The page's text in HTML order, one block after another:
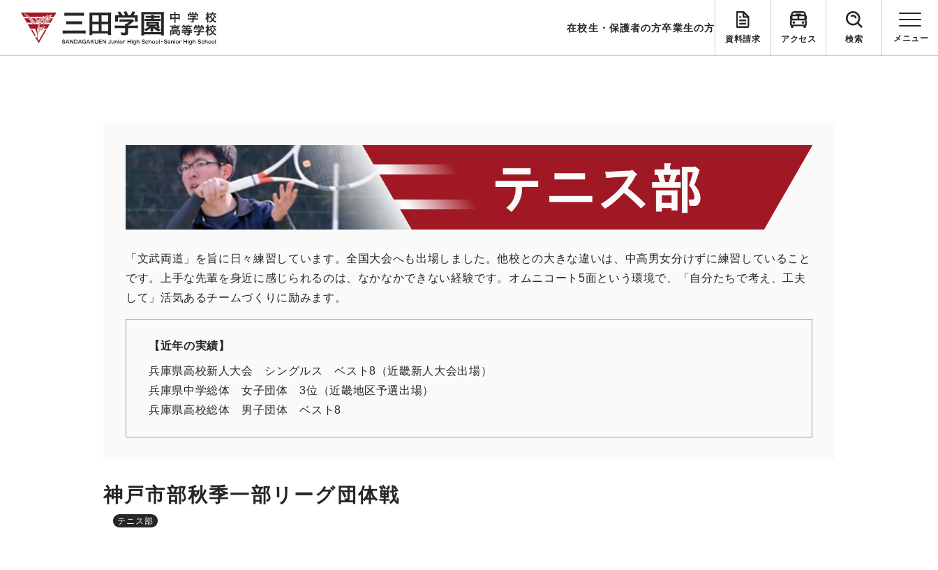
在校生・保護者の方卒業生の方
資料請求 アクセス 検索
「文武両道」を旨に日々練習しています。全国大会へも出場しました。他校との大きな違いは、中高男女分けずに練習していること
です。上手な先輩を身近に感じられるのは、なかなかできない経験です。オムニコート5面という環境で、「自分たちで考え、工夫
して」活気あるチームづくりに励みます。
【近年の実績】
兵庫県高校新人大会 シングルス ベスト8（近畿新人大会出場）
兵庫県中学総体 女子団体 3位（近畿地区予選出場）
兵庫県高校総体 男子団体 ベスト8
神戸市部秋季一部リーグ団体戦
テニス部